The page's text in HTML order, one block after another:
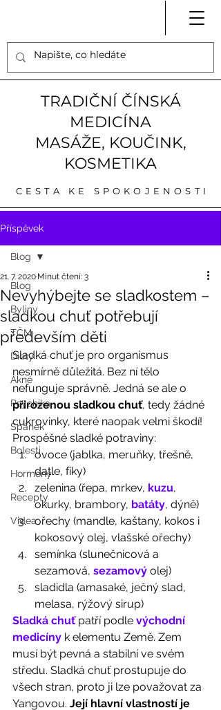
TRADIČNÍ ČÍNSKÁ
MEDICÍNA
MASÁŽE, KOUČINK,
KOSMETIKA
CESTA KE SPOKOJENOSTI
Příspěvek
Blog
Byliny
TČM
Diety
Akné
Psychika
Spánek
Bolesti
Hormony
Recepty
Videa
Blog
Nevyhýbejte se sladkostem –
sladkou chuť potřebují
především děti
21. 7. 2020 Minut čtení: 3
Sladká chuť je pro organismus
nesmírně důležitá. Bez ní tělo
nefunguje správně. Jedná se ale o
přirozenou sladkou chuť, tedy žádné
cukrovinky, které naopak velmi škodí!
Prospěšné sladké potraviny:
ovoce (jablka, meruňky, třešně,
datle, fíky)
zelenina (řepa, mrkev, kuzu,
okurky, brambory, batáty, dýně)
ořechy (mandle, kaštany, kokos i
kokosový olej, vlašské ořechy)
semínka (slunečnicová a
sezamová, sezamový olej)
sladidla (amasaké, ječný slad,
melasa, rýžový sirup)
Sladká chuť patří podle východní
medicíny k elementu Země. Zem
musí být pevná a stabilní ve svém
středu. Sladká chuť prostupuje do
všech stran, proto ji lze považovat za
Yangovou. Její hlavní vlastností je